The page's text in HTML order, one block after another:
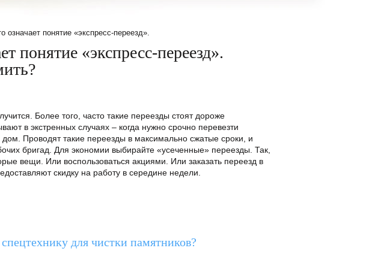
означает понятие «экспресс-переезд».
понятие «экспресс-переезд».
Более того, часто такие переезды стоят дороже
в экстренных случаях – когда нужно срочно перевезти
Проводят такие переезды в максимально сжатые сроки, и
бригад. Для экономии выбирайте «усеченные» переезды. Так,
вещи. Или воспользоваться акциями. Или заказать переезд в
скидку на работу в середине недели.
для чистки памятников?